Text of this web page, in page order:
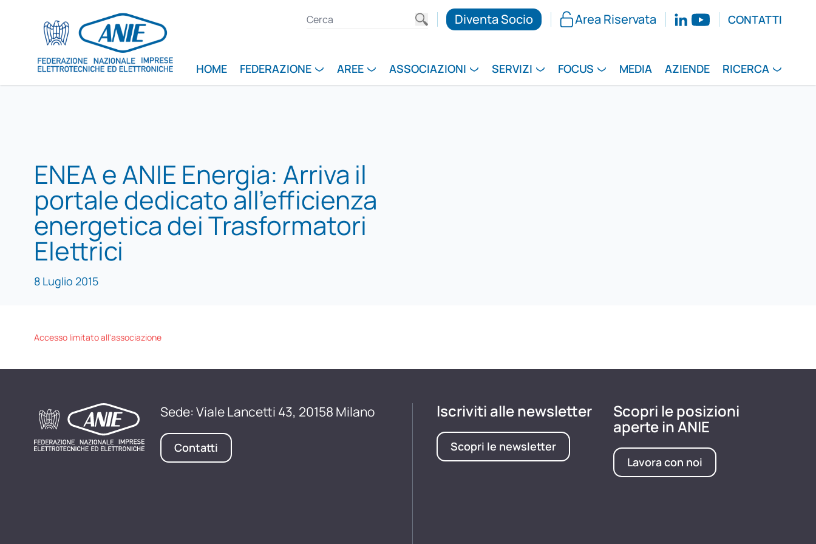
Diventa Socio Area Riservata CONTATTI
HOME FEDERAZIONE AREE ASSOCIAZIONI SERVIZI FOCUS MEDIA AZIENDE RICERCA
ENEA e ANIE Energia: Arriva il
portale dedicato all’efficienza
energetica dei Trasformatori
Elettrici
8 Luglio 2015
Accesso limitato all'associazione
Sede: Viale Lancetti 43, 20158 Milano
Contatti
Iscriviti alle newsletter
Scopri le newsletter
Scopri le posizioni
aperte in ANIE
Lavora con noi